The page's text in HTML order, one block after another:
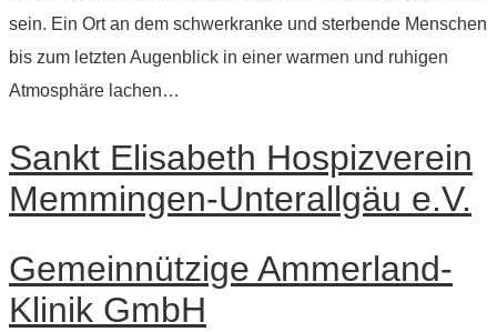
sein. Ein Ort an dem schwerkranke und sterbende Menschen
bis zum letzten Augenblick in einer warmen und ruhigen
Atmosphäre lachen…
Sankt Elisabeth Hospizverein
Memmingen-Unterallgäu e.V.
Gemeinnützige Ammerland-
Klinik GmbH